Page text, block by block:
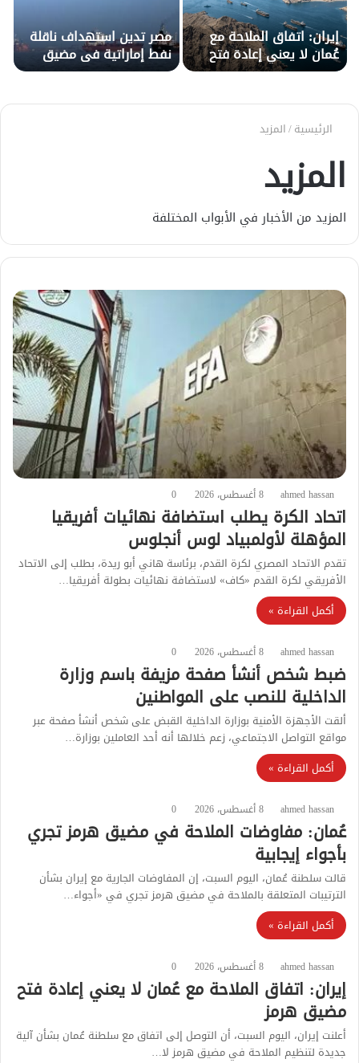
إيران: اتفاق الملاحة مع
عُمان لا يعني إعادة فتح
مضيق هرمز
مصر تدين استهداف ناقلة
نفط إماراتية فى مضيق
هرمز
الرئيسية/المزيد
المزيد
المزيد من الأخبار في الأبواب المختلفة
ahmed hassan 8 أغسطس، 2026 0
اتحاد الكرة يطلب استضافة نهائيات أفريقيا
المؤهلة لأولمبياد لوس أنجلوس
تقدم الاتحاد المصري لكرة القدم، برئاسة هاني أبو ريدة، بطلب إلى الاتحاد
الأفريقي لكرة القدم «كاف» لاستضافة نهائيات بطولة أفريقيا…
أكمل القراءة »
ahmed hassan 8 أغسطس، 2026 0
ضبط شخص أنشأ صفحة مزيفة باسم وزارة
الداخلية للنصب على المواطنين
ألقت الأجهزة الأمنية بوزارة الداخلية القبض على شخص أنشأ صفحة عبر
مواقع التواصل الاجتماعي، زعم خلالها أنه أحد العاملين بوزارة…
أكمل القراءة »
ahmed hassan 8 أغسطس، 2026 0
عُمان: مفاوضات الملاحة في مضيق هرمز تجري
بأجواء إيجابية
قالت سلطنة عُمان، اليوم السبت، إن المفاوضات الجارية مع إيران بشأن
الترتيبات المتعلقة بالملاحة في مضيق هرمز تجري في «أجواء…
أكمل القراءة »
ahmed hassan 8 أغسطس، 2026 0
إيران: اتفاق الملاحة مع عُمان لا يعني إعادة فتح
مضيق هرمز
أعلنت إيران، اليوم السبت، أن التوصل إلى اتفاق مع سلطنة عُمان بشأن آلية
جديدة لتنظيم الملاحة في مضيق هرمز لا…